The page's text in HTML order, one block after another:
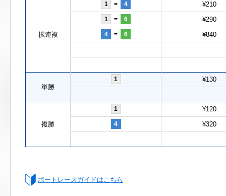
拡連複
1 = 4 ¥210
1 = 6 ¥290
4 = 6 ¥840
単勝
1 ¥130
複勝
1 ¥120
4 ¥320
ボートレースガイドはこちら